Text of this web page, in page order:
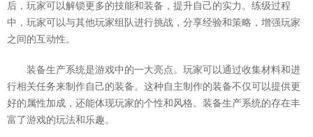
后，玩家可以解锁更多的技能和装备，提升自己的实力。练级过程
中，玩家可以与其他玩家组队进行挑战，分享经验和策略，增强玩家
之间的互动性。
装备生产系统是游戏中的一大亮点。玩家可以通过收集材料和进
行相关任务来制作自己的装备。这种自主制作的装备不仅可以提供更
好的属性加成，还能体现玩家的个性和风格。装备生产系统的存在丰
富了游戏的玩法和乐趣。